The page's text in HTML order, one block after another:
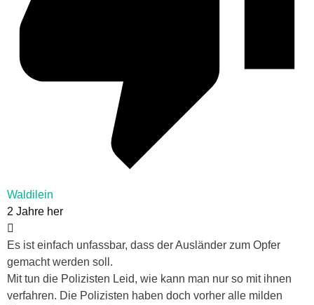
Waldilein
2 Jahre her
Es ist einfach unfassbar, dass der Ausländer zum Opfer
gemacht werden soll.
Mit tun die Polizisten Leid, wie kann man nur so mit ihnen
verfahren. Die Polizisten haben doch vorher alle milden